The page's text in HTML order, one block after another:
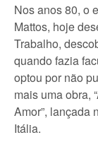
Nos anos 80, o
Mattos, hoje
Trabalho,
quando fazia
optou por não
mais uma obra,
Amor”, lançada
Itália.